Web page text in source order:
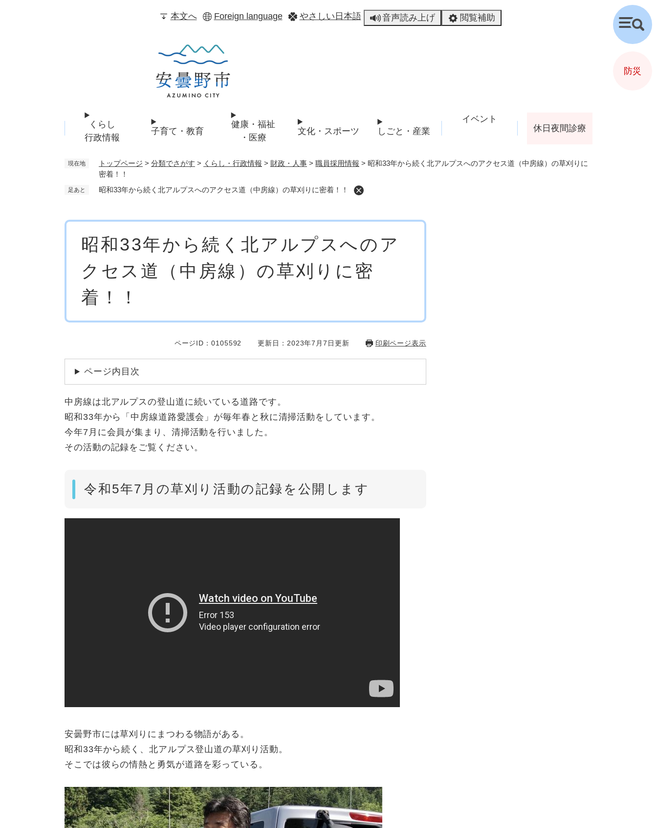
本文へ Foreign language やさしい日本語 音声読み上げ 閲覧補助
くらし
行政情報
子育て・教育
健康・福祉
・医療
文化・スポーツ しごと・産業
イベント
休日夜間診療
現在地 トップページ > 分類でさがす > くらし・行政情報 > 財政・人事 > 職員採用情報 > 昭和33年から続く北アルプスへのアクセス道（中房線）の草刈りに
密着！！
足あと 昭和33年から続く北アルプスへのアクセス道（中房線）の草刈りに密着！！
昭和33年から続く北アルプスへのア
クセス道（中房線）の草刈りに密
着！！
ページID：0105592 更新日：2023年7月7日更新 印刷ページ表示
ページ内目次
中房線は北アルプスの登山道に続いている道路です。
昭和33年から「中房線道路愛護会」が毎年春と秋に清掃活動をしています。
今年7月に会員が集まり、清掃活動を行いました。
その活動の記録をご覧ください。
令和5年7月の草刈り活動の記録を公開します
安曇野市には草刈りにまつわる物語がある。
昭和33年から続く、北アルプス登山道の草刈り活動。
そこでは彼らの情熱と勇気が道路を彩っている。
検
索
防災